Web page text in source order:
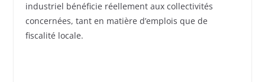
industriel bénéficie réellement aux collectivités
concernées, tant en matière d’emplois que de
fiscalité locale.